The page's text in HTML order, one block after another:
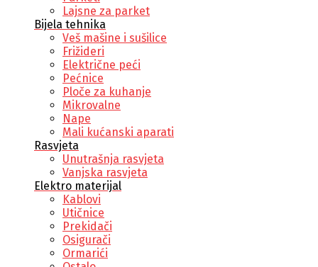
Lajsne za parket
Bijela tehnika
Veš mašine i sušilice
Frižideri
Električne peći
Pećnice
Ploče za kuhanje
Mikrovalne
Nape
Mali kućanski aparati
Rasvjeta
Unutrašnja rasvjeta
Vanjska rasvjeta
Elektro materijal
Kablovi
Utičnice
Prekidači
Osigurači
Ormarići